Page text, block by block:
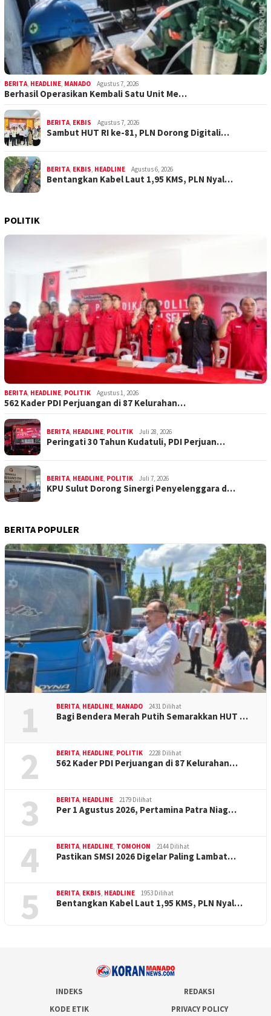
BERITA, HEADLINE, MANADO Agustus 7, 2026
Berhasil Operasikan Kembali Satu Unit Me…
BERITA, EKBIS Agustus 7, 2026
Sambut HUT RI ke-81, PLN Dorong Digitali…
BERITA, EKBIS, HEADLINE Agustus 6, 2026
Bentangkan Kabel Laut 1,95 KMS, PLN Nyal…
POLITIK
BERITA, HEADLINE, POLITIK Agustus 1, 2026
562 Kader PDI Perjuangan di 87 Kelurahan…
BERITA, HEADLINE, POLITIK Juli 28, 2026
Peringati 30 Tahun Kudatuli, PDI Perjuan…
BERITA, HEADLINE, POLITIK Juli 7, 2026
KPU Sulut Dorong Sinergi Penyelenggara d…
BERITA POPULER
1 BERITA, HEADLINE, MANADO 2431 Dilihat
Bagi Bendera Merah Putih Semarakkan HUT …
2 BERITA, HEADLINE, POLITIK 2228 Dilihat
562 Kader PDI Perjuangan di 87 Kelurahan…
3 BERITA, HEADLINE 2179 Dilihat
Per 1 Agustus 2026, Pertamina Patra Niag…
4 BERITA, HEADLINE, TOMOHON 2144 Dilihat
Pastikan SMSI 2026 Digelar Paling Lambat…
5 BERITA, EKBIS, HEADLINE 1953 Dilihat
Bentangkan Kabel Laut 1,95 KMS, PLN Nyal…
INDEKS
REDAKSI
KODE ETIK
PRIVACY POLICY